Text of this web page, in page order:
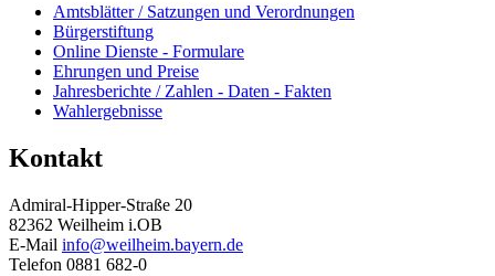
Amtsblätter / Satzungen und Verordnungen
Bürgerstiftung
Online Dienste - Formulare
Ehrungen und Preise
Jahresberichte / Zahlen - Daten - Fakten
Wahlergebnisse
Kontakt
Admiral-Hipper-Straße 20
82362 Weilheim i.OB
E-Mail info@weilheim.bayern.de
Telefon 0881 682-0